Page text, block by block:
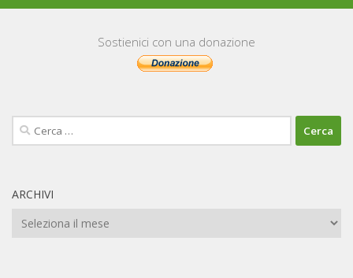
Sostienici con una donazione
Ricerca
per:
ARCHIVI
Archivi